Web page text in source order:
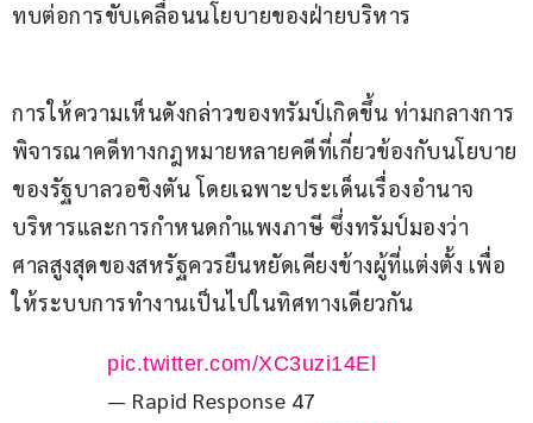
ทบต่อการขับเคลื่อนนโยบายของฝ่ายบริหาร
การให้ความเห็นดังกล่าวของทรัมป์เกิดขึ้น ท่ามกลางการ
พิจารณาคดีทางกฎหมายหลายคดีที่เกี่ยวข้องกับนโยบาย
ของรัฐบาลวอชิงตัน โดยเฉพาะประเด็นเรื่องอำนาจ
บริหารและการกำหนดกำแพงภาษี ซึ่งทรัมป์มองว่า
ศาลสูงสุดของสหรัฐควรยืนหยัดเคียงข้างผู้ที่แต่งตั้ง เพื่อ
ให้ระบบการทำงานเป็นไปในทิศทางเดียวกัน
pic.twitter.com/XC3uzi14El
— Rapid Response 47